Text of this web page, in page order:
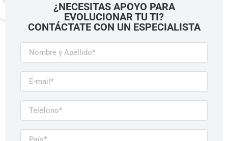
¿NECESITAS APOYO PARA
EVOLUCIONAR TU TI?
CONTÁCTATE CON UN ESPECIALISTA